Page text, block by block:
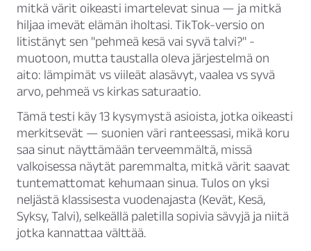
mitkä värit oikeasti imartelevat sinua — ja mitkä
hiljaa imevät elämän iholtasi. TikTok-versio on
litistänyt sen "pehmeä kesä vai syvä talvi?" -
muotoon, mutta taustalla oleva järjestelmä on
aito: lämpimät vs viileät alasävyt, vaalea vs syvä
arvo, pehmeä vs kirkas saturaatio.
Tämä testi käy 13 kysymystä asioista, jotka oikeasti
merkitsevät — suonien väri ranteessasi, mikä koru
saa sinut näyttämään terveemmältä, missä
valkoisessa näytät paremmalta, mitkä värit saavat
tuntemattomat kehumaan sinua. Tulos on yksi
neljästä klassisesta vuodenajasta (Kevät, Kesä,
Syksy, Talvi), selkeällä paletilla sopivia sävyjä ja niitä
jotka kannattaa välttää.